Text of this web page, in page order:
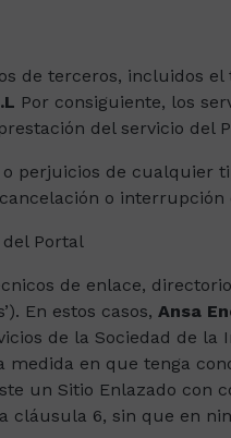
de terceros, incluidos
Por consiguiente, los
del servicio del
perjuicios de cualquier
o
Portal
de enlace,
En estos casos, Ansa
de la Sociedad de
en que tenga
un Sitio Enlazado con
cláusula 6, sin que en